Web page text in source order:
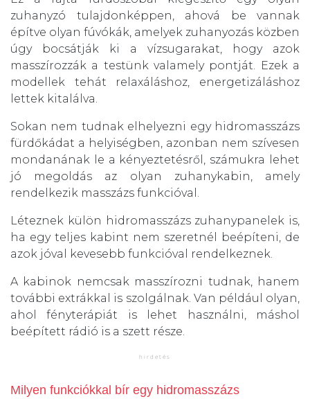
zuhanyzó tulajdonképpen, ahová be vannak
építve olyan fúvókák, amelyek zuhanyozás közben
úgy bocsátják ki a vízsugarakat, hogy azok
masszírozzák a testünk valamely pontját. Ezek a
modellek tehát relaxáláshoz, energetizáláshoz
lettek kitalálva.
Sokan nem tudnak elhelyezni egy hidromasszázs
fürdőkádat a helyiségben, azonban nem szívesen
mondanának le a kényeztetésről, számukra lehet
jó megoldás az olyan zuhanykabin, amely
rendelkezik masszázs funkcióval.
Léteznek külön hidromasszázs zuhanypanelek is,
ha egy teljes kabint nem szeretnél beépíteni, de
azok jóval kevesebb funkcióval rendelkeznek.
A kabinok nemcsak masszírozni tudnak, hanem
további extrákkal is szolgálnak. Van például olyan,
ahol fényterápiát is lehet használni, máshol
beépített rádió is a szett része.
Milyen funkciókkal bír egy hidromasszázs